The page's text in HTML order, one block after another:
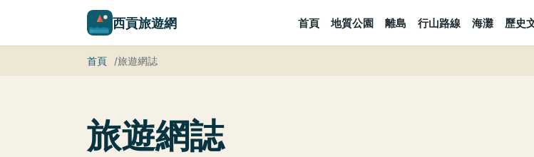
西貢旅遊網 首頁 地質公園 離島 行山路線 海灘 歷史
首頁 旅遊網誌
旅遊網誌